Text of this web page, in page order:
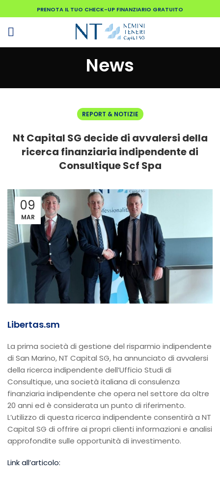
News
REPORT & NOTIZIE
Nt Capital SG decide di avvalersi della
ricerca finanziaria indipendente di
Consultique Scf Spa
09
MAR
Libertas.sm
La prima società di gestione del risparmio indipendente
di San Marino, NT Capital SG, ha annunciato di avvalersi
della ricerca indipendente dell’Ufficio Studi di
Consultique, una società italiana di consulenza
finanziaria indipendente che opera nel settore da oltre
20 anni ed è considerata un punto di riferimento.
L’utilizzo di questa ricerca indipendente consentirà a NT
Capital SG di offrire ai propri clienti informazioni e analisi
approfondite sulle opportunità di investimento.
Link all’articolo:
PRENOTA IL TUO CHECK-UP FINANZIARIO GRATUITO